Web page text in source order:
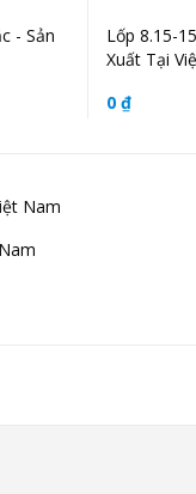
- Sản
Lốp 8.15-
Xuất Tại
0 ₫